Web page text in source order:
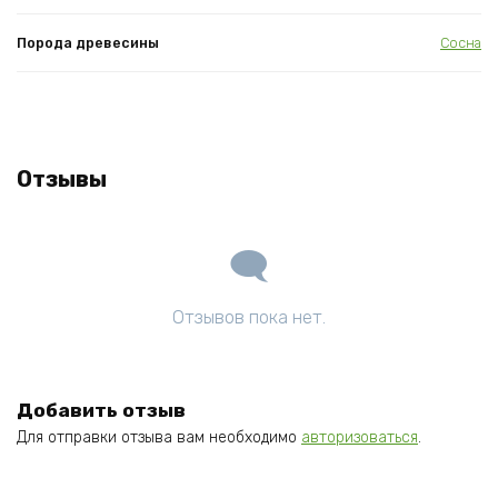
Порода древесины Сосна
Отзывы
Отзывов пока нет.
Добавить отзыв
Для отправки отзыва вам необходимо авторизоваться.